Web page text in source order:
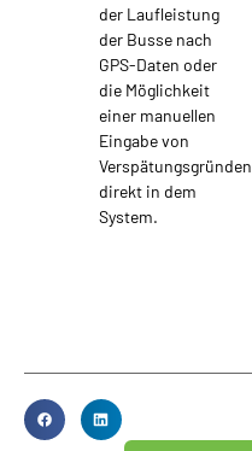
der Laufleistung
der Busse nach
GPS-Daten oder
die Möglichkeit
einer manuellen
Eingabe von
Verspätungsgründen
direkt in dem
System.